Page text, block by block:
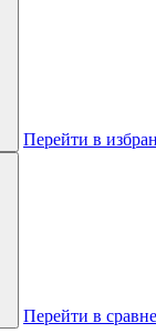
Перейти в
Перейти в